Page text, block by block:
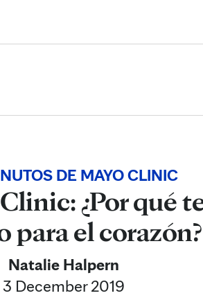
DE MAYO CLINIC
¿Por qué
para el corazón?
Natalie Halpern
3 December 2019